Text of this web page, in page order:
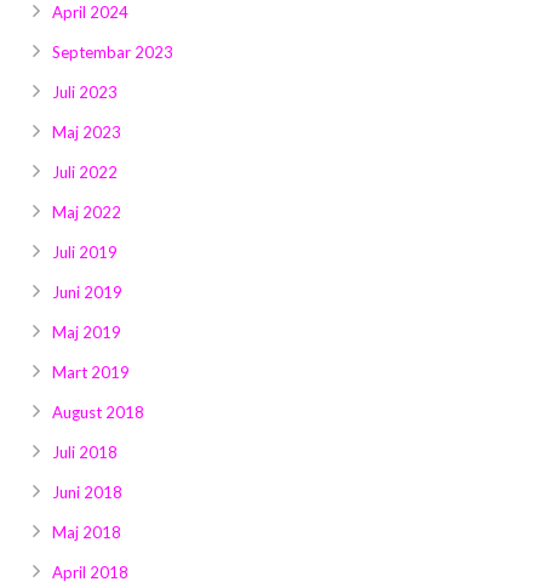
April 2024
Septembar 2023
Juli 2023
Maj 2023
Juli 2022
Maj 2022
Juli 2019
Juni 2019
Maj 2019
Mart 2019
August 2018
Juli 2018
Juni 2018
Maj 2018
April 2018